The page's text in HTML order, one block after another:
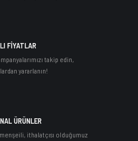
FİYATLAR
takip edin,
yararlanın!
ÜRÜNLER
ithalatçısı olduğumuz